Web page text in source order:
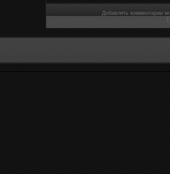
Добавлять комментарии